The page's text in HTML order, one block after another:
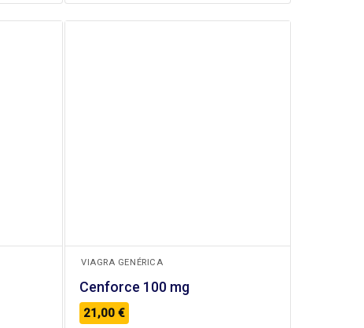
VIAGRA GENÉRICA
Cenforce 100 mg
21,00 €